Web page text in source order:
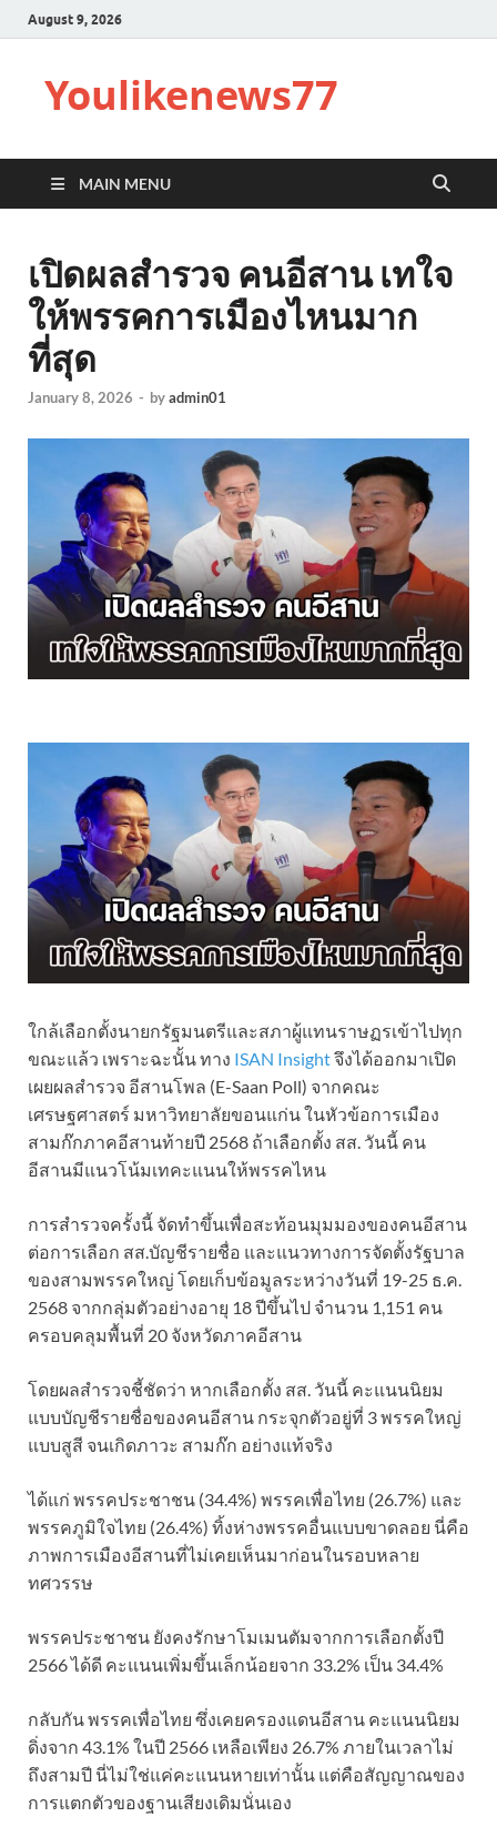
August 9, 2026
Youlikenews77
MAIN MENU
เปิดผลสำรวจ คนอีสาน เทใจ
ให้พรรคการเมืองไหนมาก
ที่สุด
January 8, 2026 - byadmin01
ใกล้เลือกตั้งนายกรัฐมนตรีและสภาผู้แทนราษฏรเข้าไปทุก
ขณะแล้ว เพราะฉะนั้น ทาง ISAN Insightจึงได้ออกมาเปิด
เผยผลสำรวจ อีสานโพล (E-Saan Poll) จากคณะ
เศรษฐศาสตร์ มหาวิทยาลัยขอนแก่น ในหัวข้อการเมือง
สามก๊กภาคอีสานท้ายปี 2568 ถ้าเลือกตั้ง สส. วันนี้ คน
อีสานมีแนวโน้มเทคะแนนให้พรรคไหน
การสำรวจครั้งนี้ จัดทำขึ้นเพื่อสะท้อนมุมมองของคนอีสาน
ต่อการเลือก สส.บัญชีรายชื่อ และแนวทางการจัดตั้งรัฐบาล
ของสามพรรคใหญ่ โดยเก็บข้อมูลระหว่างวันที่ 19-25 ธ.ค.
2568 จากกลุ่มตัวอย่างอายุ 18 ปีขึ้นไป จำนวน 1,151 คน
ครอบคลุมพื้นที่ 20 จังหวัดภาคอีสาน
โดยผลสำรวจชี้ชัดว่า หากเลือกตั้ง สส. วันนี้ คะแนนนิยม
แบบบัญชีรายชื่อของคนอีสาน กระจุกตัวอยู่ที่ 3 พรรคใหญ่
แบบสูสี จนเกิดภาวะ สามก๊ก อย่างแท้จริง
ได้แก่ พรรคประชาชน (34.4%) พรรคเพื่อไทย (26.7%) และ
พรรคภูมิใจไทย (26.4%) ทิ้งห่างพรรคอื่นแบบขาดลอย นี่คือ
ภาพการเมืองอีสานที่ไม่เคยเห็นมาก่อนในรอบหลาย
ทศวรรษ
พรรคประชาชน ยังคงรักษาโมเมนตัมจากการเลือกตั้งปี
2566 ได้ดี คะแนนเพิ่มขึ้นเล็กน้อยจาก 33.2% เป็น 34.4%
กลับกัน พรรคเพื่อไทย ซึ่งเคยครองแดนอีสาน คะแนนนิยม
ดิ่งจาก 43.1% ในปี 2566 เหลือเพียง 26.7% ภายในเวลาไม่
ถึงสามปี นี่ไม่ใช่แค่คะแนนหายเท่านั้น แต่คือสัญญาณของ
การแตกตัวของฐานเสียงเดิมนั่นเอง